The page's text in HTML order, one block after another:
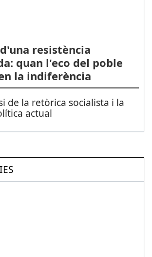
resistència
quan l'eco del poble
la indiferència
de la retòrica socialista i la
actual